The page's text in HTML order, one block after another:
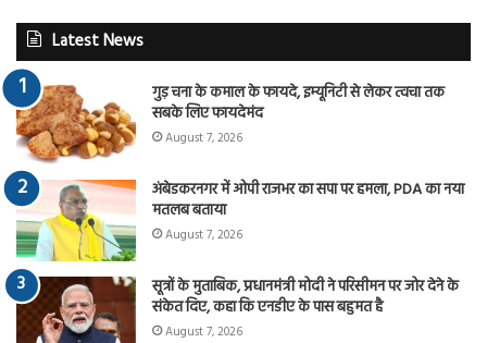
Latest News
गुड़ चना के कमाल के फायदे, इम्यूनिटी से लेकर त्वचा तक
सबके लिए फायदेमंद
August 7, 2026
अंबेडकरनगर में ओपी राजभर का सपा पर हमला, PDA का नया
मतलब बताया
August 7, 2026
सूत्रों के मुताबिक, प्रधानमंत्री मोदी ने परिसीमन पर जोर देने के
संकेत दिए, कहा कि एनडीए के पास बहुमत है
August 7, 2026